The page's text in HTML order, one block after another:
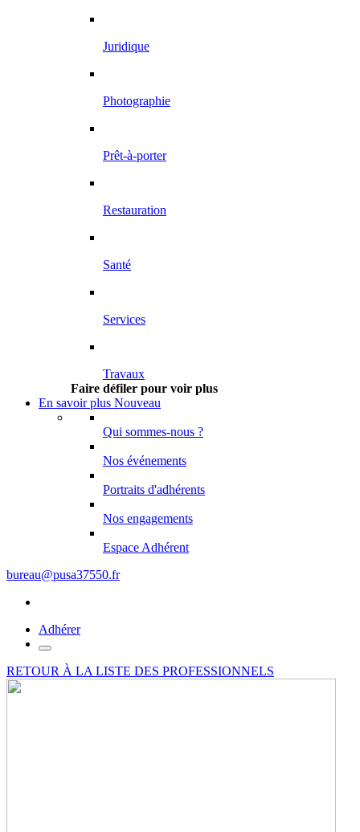
Juridique
Photographie
Prêt-à-porter
Restauration
Santé
Services
Travaux
Faire défiler pour voir plus
En savoir plus Nouveau
Qui sommes-nous ?
Nos événements
Portraits d'adhérents
Nos engagements
Espace Adhérent
bureau@pusa37550.fr
Adhérer
RETOUR À LA LISTE DES PROFESSIONNELS